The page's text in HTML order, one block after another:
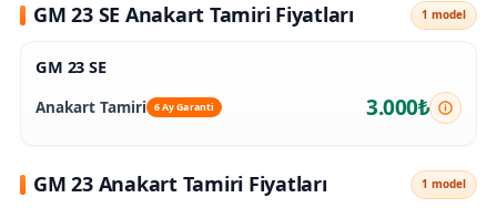
GM 23 SE Anakart Tamiri Fiyatları 1 model
GM 23 SE
Anakart Tamiri 6 Ay Garanti 3.000₺
GM 23 Anakart Tamiri Fiyatları 1 model